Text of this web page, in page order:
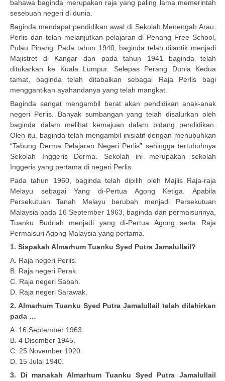
bahawa baginda merupakan raja yang paling lama memerintah
sesebuah negeri di dunia.
Baginda mendapat pendidikan awal di Sekolah Menengah Arau,
Perlis dan telah melanjutkan pelajaran di Penang Free School,
Pulau Pinang. Pada tahun 1940, baginda telah dilantik menjadi
Majistret di Kangar dan pada tahun 1941 baginda telah
ditukarkan ke Kuala Lumpur. Selepas Perang Dunia Kedua
tamat, baginda telah ditabalkan sebagai Raja Perlis bagi
menggantikan ayahandanya yang telah mangkat.
Baginda sangat mengambil berat akan pendidikan anak-anak
negeri Perlis. Banyak sumbangan yang telah disalurkan oleh
baginda dalam melihat kemajuan dalam bidang pendidikan.
Oleh itu, baginda telah mengambil inisiatif dengan menubuhkan
“Tabung Derma Pelajaran Negeri Perlis” sehingga tertubuhnya
Sekolah Inggeris Derma. Sekolah ini merupakan sekolah
Inggeris yang pertama di negeri Perlis.
Pada tahun 1960, baginda telah dipilih oleh Majlis Raja-raja
Melayu sebagai Yang di-Pertua Agong Ketiga. Apabila
Persekutuan Tanah Melayu berubah menjadi Persekutuan
Malaysia pada 16 September 1963, baginda dan permaisurinya,
Tuanku Budriah menjadi yang di-Pertua Agong serta Raja
Permaisuri Agong Malaysia yang pertama.
1. Siapakah Almarhum Tuanku Syed Putra Jamalullail?
A. Raja negeri Perlis.
B. Raja negeri Perak.
C. Raja negeri Sabah.
D. Raja negeri Sarawak.
2. Almarhum Tuanku Syed Putra Jamalullail telah dilahirkan
pada …
A. 16 September 1963.
B. 4 Disember 1945.
C. 25 November 1920.
D. 15 Julai 1940.
3. Di manakah Almarhum Tuanku Syed Putra Jamalullail